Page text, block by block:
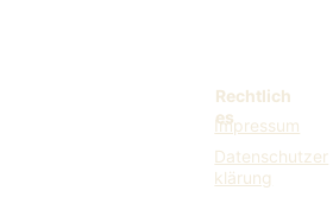
und
Rechtlich
es
Impressum
Datenschutzer
klärung